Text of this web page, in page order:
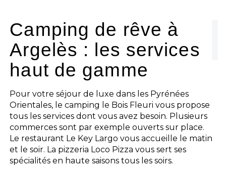
Les activités
Les infos pratiques
Camping de rêve à
Argelès : les services
haut de gamme
Pour votre séjour de luxe dans les Pyrénées
Orientales, le camping le Bois Fleuri vous propose
tous les services dont vous avez besoin. Plusieurs
commerces sont par exemple ouverts sur place.
Le restaurant Le Key Largo vous accueille le matin
et le soir. La pizzeria Loco Pizza vous sert ses
spécialités en haute saisons tous les soirs.